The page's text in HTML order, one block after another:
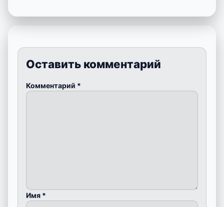
Оставить комментарий
Комментарий *
Имя *